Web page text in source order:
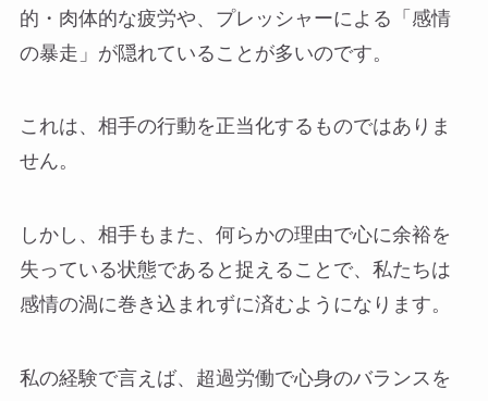
的・肉体的な疲労や、プレッシャーによる「感情
の暴走」が隠れていることが多いのです。
これは、相手の行動を正当化するものではありま
せん。
しかし、相手もまた、何らかの理由で心に余裕を
失っている状態であると捉えることで、私たちは
感情の渦に巻き込まれずに済むようになります。
私の経験で言えば、超過労働で心身のバランスを